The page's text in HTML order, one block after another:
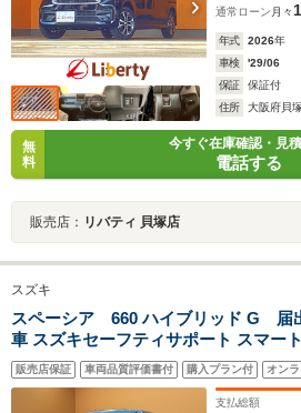
通常ローン 月々
年式 2026年
車検
'29/06
保証
保証付
住所
大阪府貝
無
料
今すぐ在庫確認・見
電話する
販売店： リバティ 貝塚店
スズキ
スペーシア 660 ハイブリッド G 届
車 スズキセーフティサポート スマー
ート LEDヘッドライト 両側スライド
トップ 電動格納式ミラー パワース
販売店保証 車両品質評価書付 購入プラン付 オン
支払総額